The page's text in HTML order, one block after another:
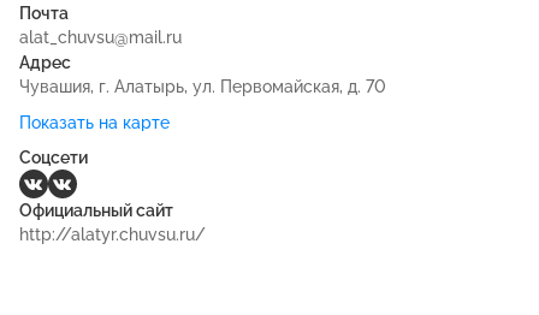
Почта
alat_chuvsu@mail.ru
Адрес
Чувашия, г. Алатырь, ул. Первомайская, д. 70
Показать на карте
Соцсети
Официальный сайт
http://alatyr.chuvsu.ru/